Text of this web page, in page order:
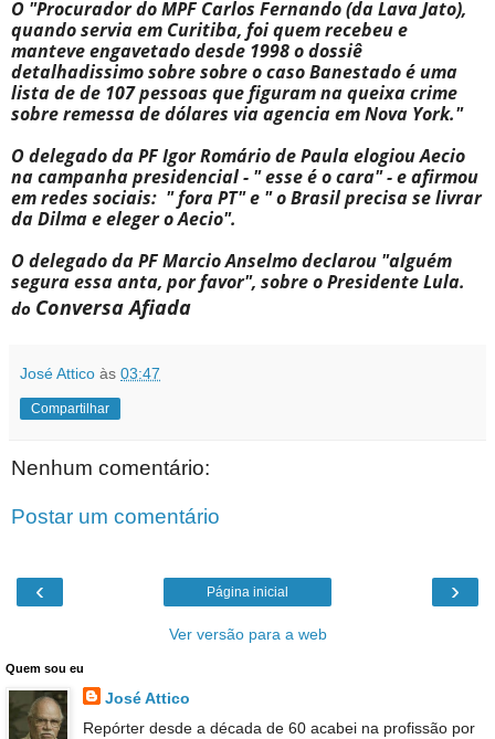
O "Procurador do MPF Carlos Fernando (da Lava Jato),
quando servia em Curitiba, foi quem recebeu e
manteve engavetado desde 1998 o dossiê
detalhadissimo sobre sobre o caso Banestado é uma
lista de de 107 pessoas que figuram na queixa crime
sobre remessa de dólares via agencia em Nova York."
O delegado da PF Igor Romário de Paula elogiou Aecio
na campanha presidencial - " esse é o cara" - e afirmou
em redes sociais: " fora PT" e " o Brasil precisa se livrar
da Dilma e eleger o Aecio".
O delegado da PF Marcio Anselmo declarou "alguém
segura essa anta, por favor", sobre o Presidente Lula.
do Conversa Afiada
José Attico às 03:47
Compartilhar
Nenhum comentário:
Postar um comentário
‹ ›
Página inicial
Ver versão para a web
Quem sou eu
José Attico
Repórter desde a década de 60 acabei na profissão por